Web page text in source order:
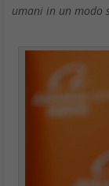
umani in un modo